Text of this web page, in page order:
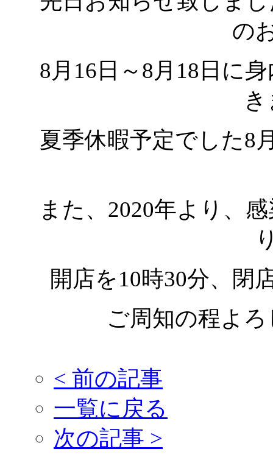
の
8月16日～8月18日に
夏季休暇予定でした8
また、2020年より、
開店を10時30分、閉
ご周知の程よ
< 前の記事
一覧に戻る
次の記事 >